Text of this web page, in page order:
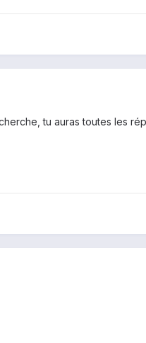
tu auras toutes les